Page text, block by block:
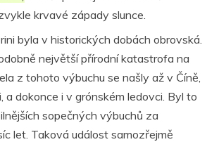
krvavé západy slunce.
byla v historických dobách obrovská.
největší přírodní katastrofa na
z tohoto výbuchu se našly až v Číně,
a dokonce i v grónském ledovci. Byl to
sopečných výbuchů za
let. Taková událost samozřejmě